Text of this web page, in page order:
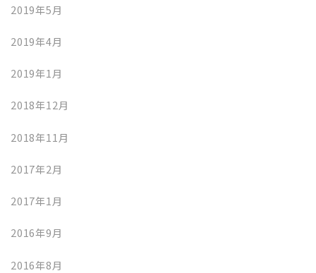
2019年5月
2019年4月
2019年1月
2018年12月
2018年11月
2017年2月
2017年1月
2016年9月
2016年8月